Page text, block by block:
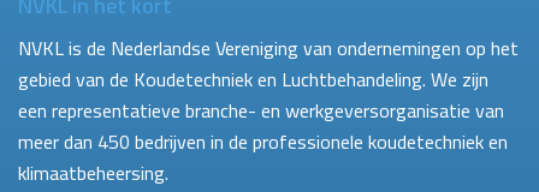
NVKL is de Nederlandse Vereniging van ondernemingen op het
gebied van de Koudetechniek en Luchtbehandeling. We zijn
een representatieve branche- en werkgeversorganisatie van
meer dan 450 bedrijven in de professionele koudetechniek en
klimaatbeheersing.